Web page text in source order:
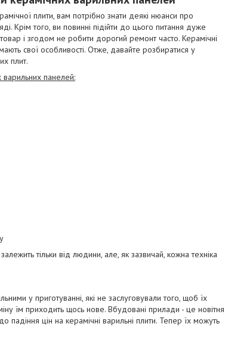
плити, вам потрібно знати деякі нюанси про
Крім того, ви повинні підійти до цього питання дуже
і згодом не робити дорогий ремонт часто. Керамічні
свої особливості. Отже, давайте розбиратися у
плит.
варильних панелей:
тільки від людини, але, як зазвичай, кожна техніка
у приготуванні, які не заслуговували того, щоб їх
їм приходить щось нове. Вбудовані прилади - це новітня
падіння цін на керамічні варильні плити. Тепер їх можуть